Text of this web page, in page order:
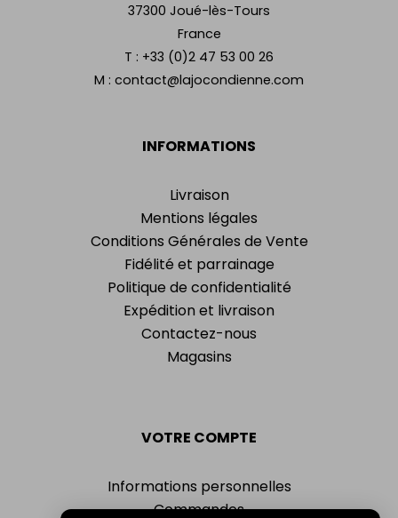
INFORMATIONS
Livraison
Mentions légales
Conditions Générales de Vente
Fidélité et parrainage
Politique de confidentialité
Expédition et livraison
Contactez-nous
Magasins
VOTRE COMPTE
Informations personnelles
Commandes
37300 Joué-lès-Tours
France
T : +33 (0)2 47 53 00 26
M : contact@lajocondienne.com